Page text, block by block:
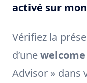
activé sur
Vérifiez la
d’une
Advisor » dans